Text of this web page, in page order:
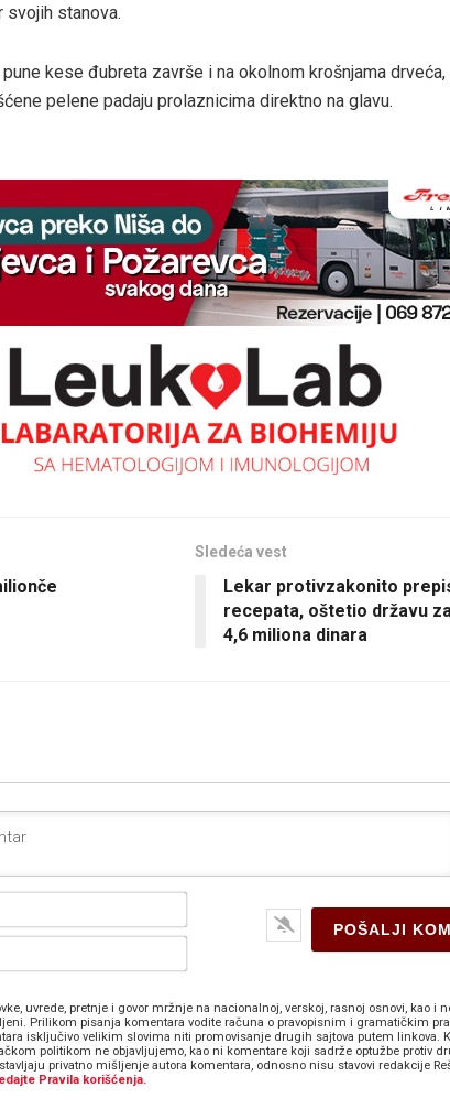
svojih stanova.
kese đubreta završe i na okolnom krošnjama drveća,
pelene padaju prolaznicima direktno na glavu.
Sledeća vest
Lekar protivzakonito
recepata, oštetio državu
4,6 miliona dinara
Ime*
E-
uvrede, pretnje i govor mržnje na nacionalnoj, verskoj, rasnoj osnovi, kao i
Prilikom pisanja komentara vodite računa o pravopisnim i gramatičkim
isključivo velikim slovima niti promovisanje drugih sajtova putem linkova.
politikom ne objavljujemo, kao ni komentare koji sadrže optužbe protiv
privatno mišljenje autora komentara, odnosno nisu stavovi redakcije
Pravila korišćenja.